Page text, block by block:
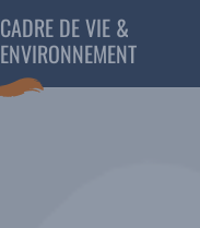
CADRE DE VIE &
ENVIRONNEMENT